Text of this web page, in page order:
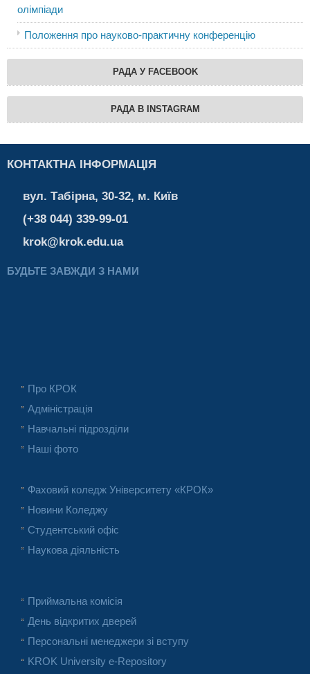
олімпіади
Положення про науково-практичну конференцію
РАДА У FACEBOOK
РАДА В INSTAGRAM
КОНТАКТНА ІНФОРМАЦІЯ
вул. Табірна, 30-32, м. Київ
(+38 044) 339-99-01
krok@krok.edu.ua
БУДЬТЕ ЗАВЖДИ З НАМИ
Про КРОК
Адміністрація
Навчальні підрозділи
Наші фото
Фаховий коледж Університету «КРОК»
Новини Коледжу
Студентський офіс
Наукова діяльність
Приймальна комісія
День відкритих дверей
Персональні менеджери зі вступу
KROK University e-Repository